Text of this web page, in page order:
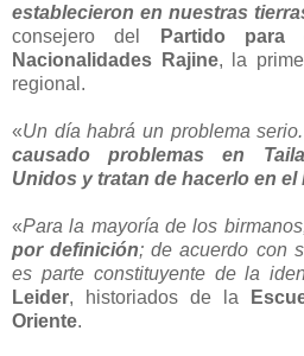
establecieron en nuestras
consejero del
Partido
Nacionalidades Rajine, la
regional.
«Un día habrá un problema serio.
causado problemas en
Unidos y tratan de hacerlo en el
«Para la mayoría de los
por definición; de acuerdo con
es parte constituyente de la
Leider, historiados de la
Oriente.